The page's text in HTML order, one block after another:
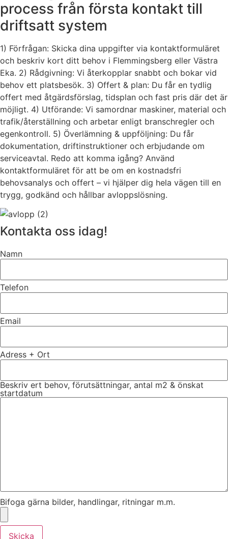
process från första kontakt till
driftsatt system
1) Förfrågan: Skicka dina uppgifter via kontaktformuläret
och beskriv kort ditt behov i Flemmingsberg eller Västra
Eka. 2) Rådgivning: Vi återkopplar snabbt och bokar vid
behov ett platsbesök. 3) Offert & plan: Du får en tydlig
offert med åtgärdsförslag, tidsplan och fast pris där det är
möjligt. 4) Utförande: Vi samordnar maskiner, material och
trafik/återställning och arbetar enligt branschregler och
egenkontroll. 5) Överlämning & uppföljning: Du får
dokumentation, driftinstruktioner och erbjudande om
serviceavtal. Redo att komma igång? Använd
kontaktformuläret för att be om en kostnadsfri
behovsanalys och offert – vi hjälper dig hela vägen till en
trygg, godkänd och hållbar avloppslösning.
Kontakta oss idag!
Namn
Telefon
Email
Adress + Ort
Beskriv ert behov, förutsättningar, antal m2 & önskat
startdatum
Bifoga gärna bilder, handlingar, ritningar m.m.
Skicka